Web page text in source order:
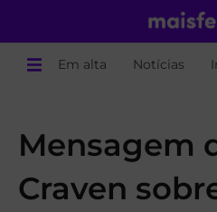
Em alta Notícias
Mensagem
Craven